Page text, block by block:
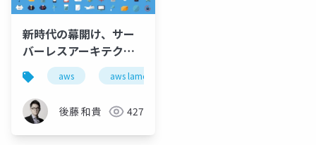
新時代の幕開け、サー
バーレスアーキテクチ
ャの衝撃！ 〜開発・運
用・セキュリティ・コ
ストがどう変わる？〜
aws aws lamdba
後藤 和貴 427